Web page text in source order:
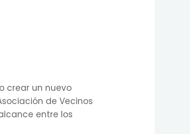
crear un nuevo
de Vecinos
entre los